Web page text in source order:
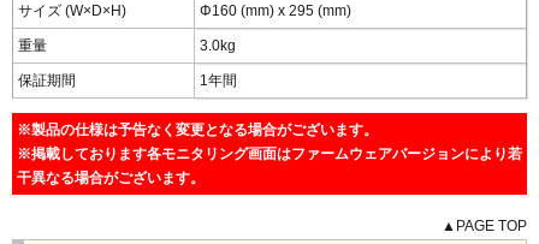
サイズ (W×D×H) Φ160 (mm) x 295 (mm)
重量 3.0kg
保証期間 1年間
※製品の仕様は予告なく変更となる場合がございます。
※掲載しております各モニタリング画面はファームウェアバージョンにより若
干異なる場合がございます。
▲PAGE TOP